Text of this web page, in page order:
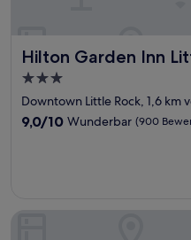
Hilton Garden Inn
Hilton Garden Inn Little
3.0-
Sterne-
Unterkunft
Downtown Little Rock, 1,6 km
9.0
9,0/10 Wunderbar (900